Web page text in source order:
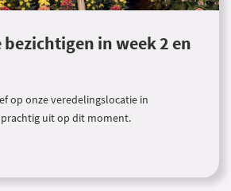
in week 2 en
op onze veredelingslocatie in
uit op dit moment.